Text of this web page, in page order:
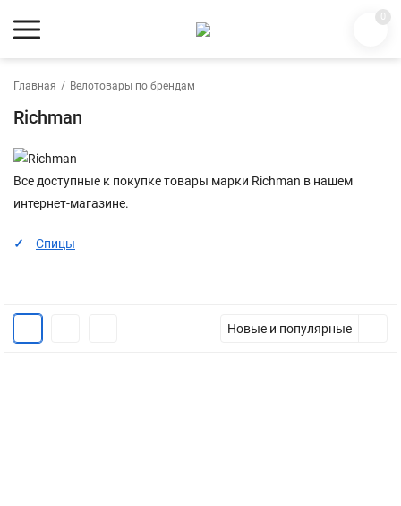
0
Главная / Велотовары по брендам
Richman
Все доступные к покупке товары марки Richman в нашем
интернет-магазине.
Спицы
Новые и популярные